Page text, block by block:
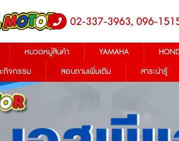
02-337-3963, 096-
หมวดหมู่สินค้า YAMAHA
กิจกรรม
สอบถามเพิ่มเติม สาระน่ารู้